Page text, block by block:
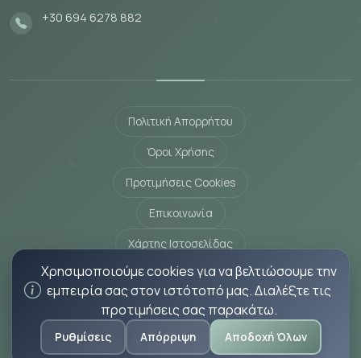
Χρησιμοποιούμε cookies για να βελτιώσουμε την
εμπειρία σας στον ιστότοπό μας. Διαλέξτε τις
προτιμήσεις σας παρακάτω.
Ρυθμίσεις Απόρριψη Αποδοχή Όλων
+30 694 6278 882
Πολιτική Απορρήτου
Όροι Χρήσης
Προτιμήσεις Cookies
Επικοινωνία
Χάρτης Ιστοσελίδας
© 2026 Δρ. Μέμτσα Πηνελόπη Θεοπίστη - Ακτινοθεραπευτής
Ογκολόγος.
Όλα τα δικαιώματα διατηρούνται.
Powered by